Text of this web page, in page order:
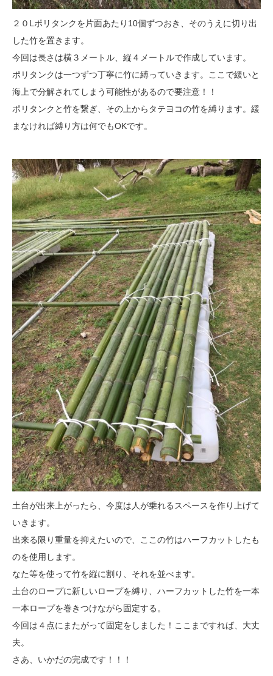
２０Lポリタンクを片面あたり10個ずつおき、そのうえに切り出
した竹を置きます。
今回は長さは横３メートル、縦４メートルで作成しています。
ポリタンクは一つずつ丁寧に竹に縛っていきます。ここで緩いと
海上で分解されてしまう可能性があるので要注意！！
ポリタンクと竹を繋ぎ、その上からタテヨコの竹を縛ります。緩
まなければ縛り方は何でもOKです。
土台が出来上がったら、今度は人が乗れるスペースを作り上げて
いきます。
出来る限り重量を抑えたいので、ここの竹はハーフカットしたも
のを使用します。
なた等を使って竹を縦に割り、それを並べます。
土台のロープに新しいロープを縛り、ハーフカットした竹を一本
一本ロープを巻きつけながら固定する。
今回は４点にまたがって固定をしました！ここまですれば、大丈
夫。
さあ、いかだの完成です！！！